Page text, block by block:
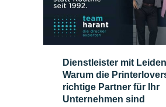
Dienstleister mit
Warum die
richtige Partner für Ihr
Unternehmen sind